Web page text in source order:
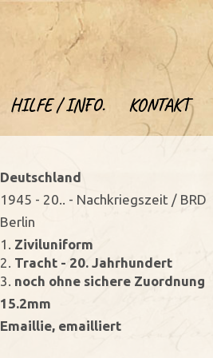
HILFE / INFO. KONTAKT
Deutschland
1945 - 20.. - Nachkriegszeit / BRD
Berlin
1. Ziviluniform
2. Tracht - 20. Jahrhundert
3. noch ohne sichere Zuordnung
15.2mm
Emaillie, emailliert